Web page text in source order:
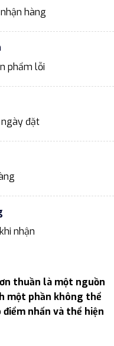
hàng
phẩm lỗi
ngày đặt
nhận
thuần là một nguồn
một phần không thể
nhấn và thể hiện